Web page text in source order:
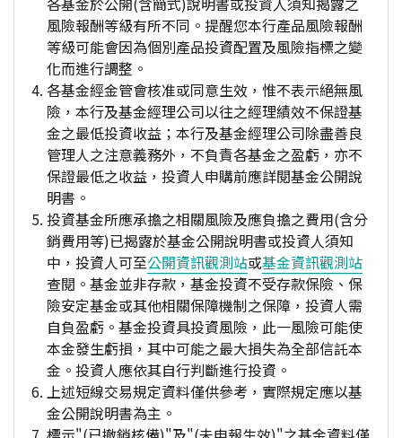
風險報酬等級有所不同。提醒您本行產品風險報酬
等級可能會因為個別產品投資配置及風險指標之變
化而進行調整。
各基金經金管會核准或同意生效，惟不表示絕無風
險，本行及基金經理公司以往之經理績效不保證基
金之最低投資收益；本行及基金經理公司除盡善良
管理人之注意義務外，不負責各基金之盈虧，亦不
保證最低之收益，投資人申購前應詳閱基金公開說
明書。
投資基金所應承擔之相關風險及應負擔之費用(含分
銷費用等)已揭露於基金公開說明書或投資人須知
中，投資人可至公開資訊觀測站或基金資訊觀測站
查閱。基金並非存款，基金投資不受存款保險、保
險安定基金或其他相關保障機制之保障，投資人需
自負盈虧。基金投資具投資風險，此一風險可能使
本金發生虧損，其中可能之最大損失為全部信託本
金。投資人應依其自行判斷進行投資。
上述短線交易規定資料僅供參考，實際規定應以基
金公開說明書為主。